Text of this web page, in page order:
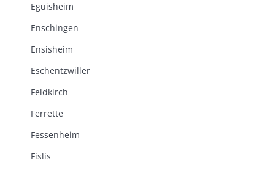
Eguisheim
Enschingen
Ensisheim
Eschentzwiller
Feldkirch
Ferrette
Fessenheim
Fislis